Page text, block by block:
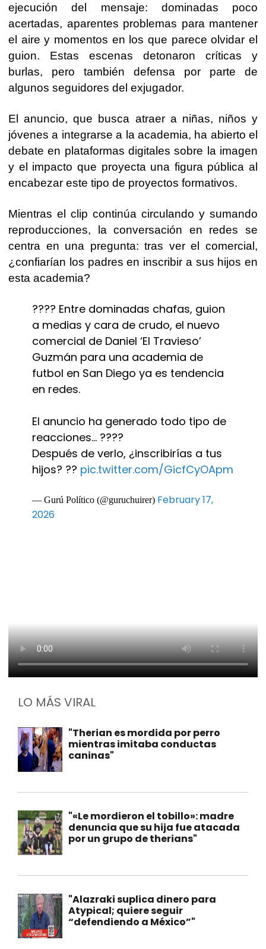
ejecución del mensaje: dominadas poco
acertadas, aparentes problemas para mantener
el aire y momentos en los que parece olvidar el
guion. Estas escenas detonaron críticas y
burlas, pero también defensa por parte de
algunos seguidores del exjugador.
El anuncio, que busca atraer a niñas, niños y
jóvenes a integrarse a la academia, ha abierto el
debate en plataformas digitales sobre la imagen
y el impacto que proyecta una figura pública al
encabezar este tipo de proyectos formativos.
Mientras el clip continúa circulando y sumando
reproducciones, la conversación en redes se
centra en una pregunta: tras ver el comercial,
¿confiarían los padres en inscribir a sus hijos en
esta academia?
???? Entre dominadas chafas, guion
a medias y cara de crudo, el nuevo
comercial de Daniel ‘El Travieso’
Guzmán para una academia de
futbol en San Diego ya es tendencia
en redes.
El anuncio ha generado todo tipo de
reacciones… ????
Después de verlo, ¿inscribirías a tus
hijos? ?? pic.twitter.com/GicfCyOApm
— Gurú Político (@guruchuirer) February 17,
2026
LO MÁS VIRAL
"Therian es mordida por perro
mientras imitaba conductas
caninas"
"«Le mordieron el tobillo»: madre
denuncia que su hija fue atacada
por un grupo de therians"
"Alazraki suplica dinero para
Atypical; quiere seguir
“defendiendo a México”"